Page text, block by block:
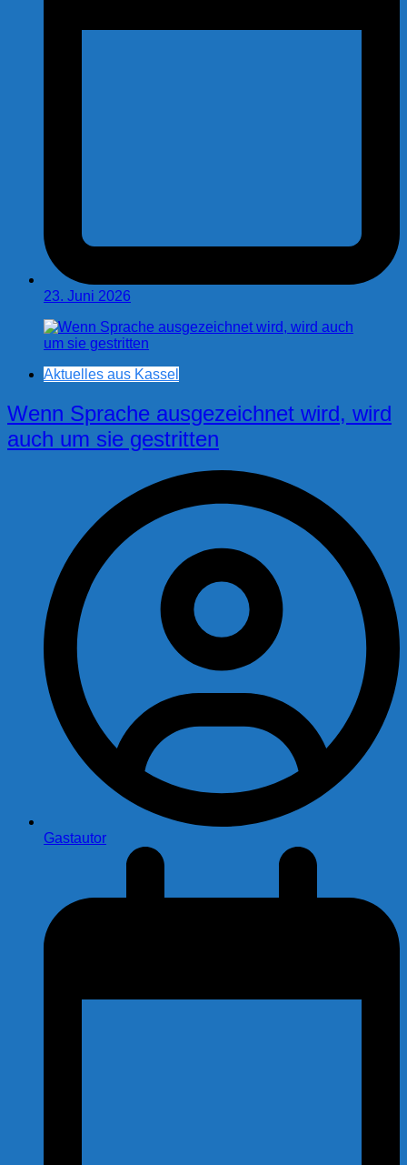
23. Juni 2026
Aktuelles aus Kassel
Wenn Sprache ausgezeichnet wird, wird
auch um sie gestritten
Gastautor